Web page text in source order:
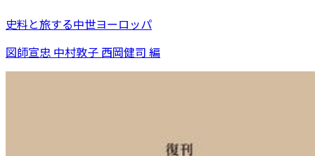
史料と旅する中世ヨーロッパ
図師宣忠 中村敦子 西岡健司 編